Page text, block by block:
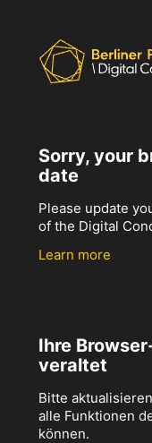
Sorry, your
date
Please update
of the Digital
Learn more
Ihre
veraltet
Bitte
alle Funktionen
können.